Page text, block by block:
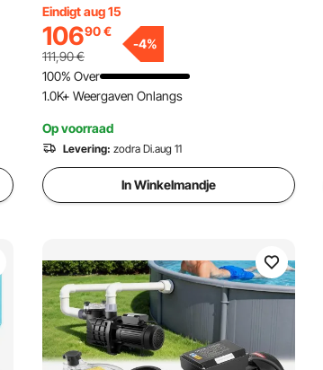
Filterpomp 1 HP, 3450 RPM
Circulatiepomp met 1,5 m Stroomkabel
Filterpomp, Max. Temperatuur 50 ℃
Zwembaddoseerpomp
Eindigt aug 15
10690€
111,90€
-4%
100% Over
1.0K+ Weergaven Onlangs
Op voorraad
Levering: zodra Di.aug 11
In Winkelmandje